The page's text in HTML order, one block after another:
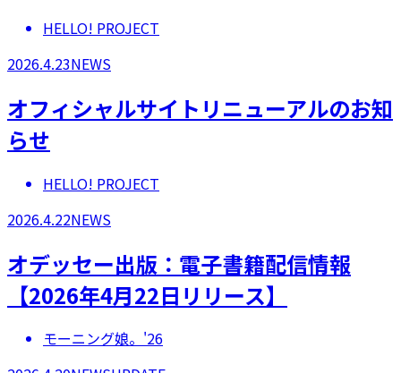
HELLO! PROJECT
2026.4.23NEWS
オフィシャルサイトリニューアルのお知
らせ
HELLO! PROJECT
2026.4.22NEWS
オデッセー出版：電子書籍配信情報
【2026年4月22日リリース】
モーニング娘。'26